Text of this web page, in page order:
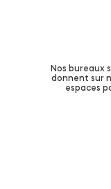
Nos bureaux
donnent sur
espaces